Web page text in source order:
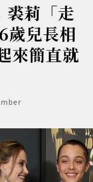
裘莉「走
歲兒長相
來簡直就